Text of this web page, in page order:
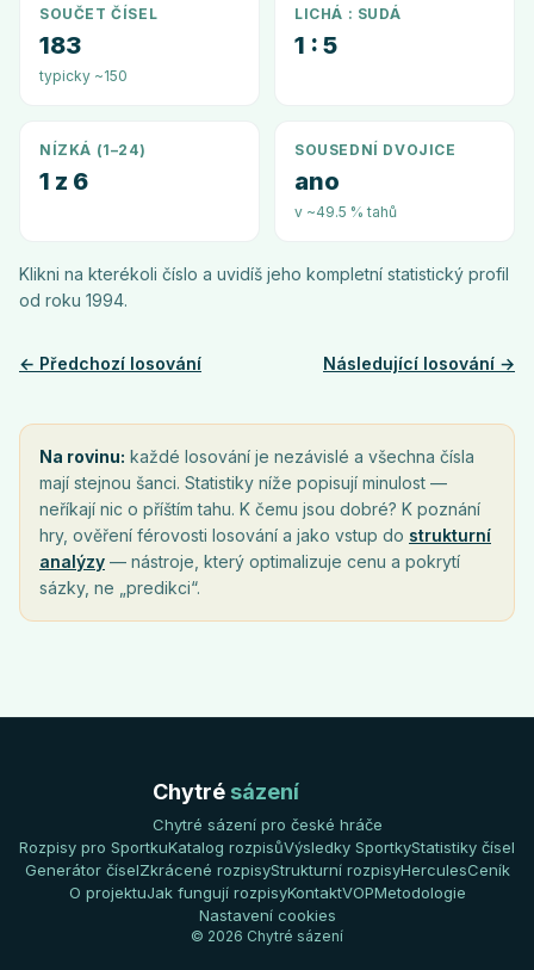
SOUČET ČÍSEL
183
typicky ~150
LICHÁ : SUDÁ
1 : 5
NÍZKÁ (1–24)
1 z 6
SOUSEDNÍ DVOJICE
ano
v ~49.5 % tahů
Klikni na kterékoli číslo a uvidíš jeho kompletní statistický profil
od roku 1994.
← Předchozí losování Následující losování →
Na rovinu: každé losování je nezávislé a všechna čísla
mají stejnou šanci. Statistiky níže popisují minulost —
neříkají nic o příštím tahu. K čemu jsou dobré? K poznání
hry, ověření férovosti losování a jako vstup do strukturní
analýzy — nástroje, který optimalizuje cenu a pokrytí
sázky, ne „predikci“.
Chytré sázení
Chytré sázení pro české hráče
Rozpisy pro SportkuKatalog rozpisůVýsledky SportkyStatistiky čísel
Generátor číselZkrácené rozpisyStrukturní rozpisyHerculesCeník
O projektuJak fungují rozpisyKontaktVOPMetodologie
Nastavení cookies
© 2026 Chytré sázení